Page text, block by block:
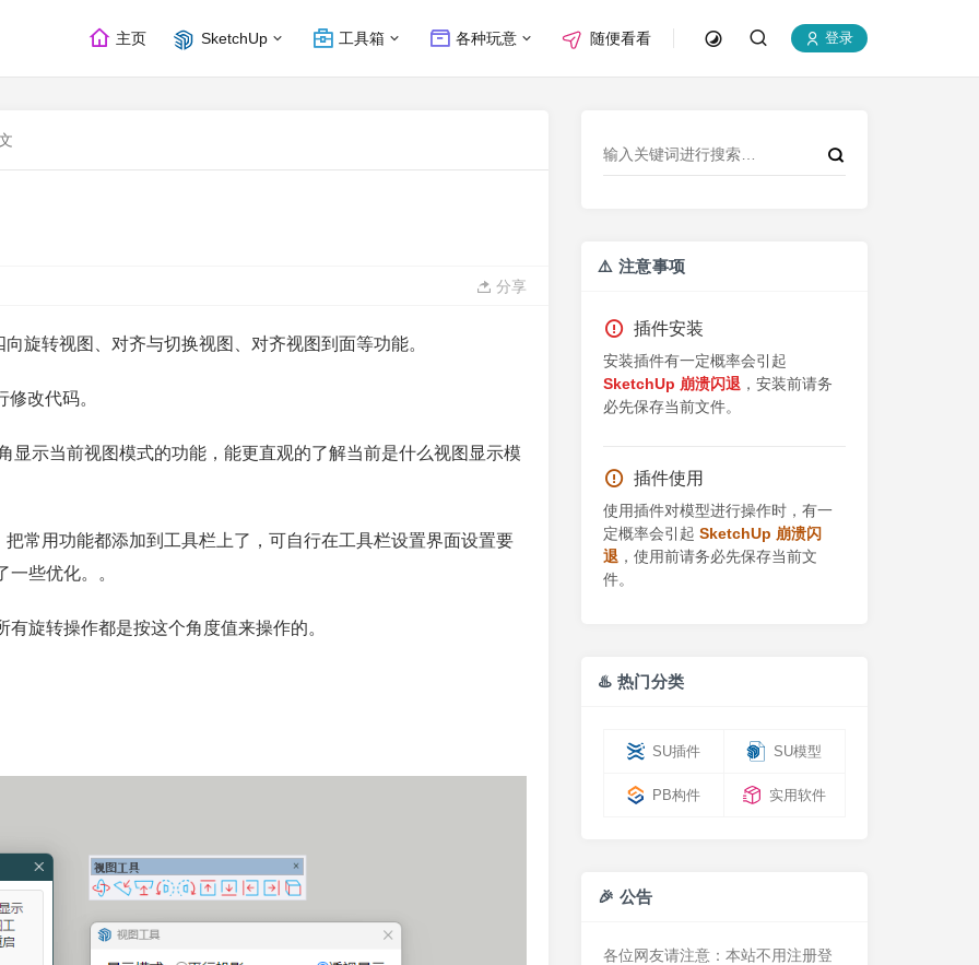
主页 SketchUp 工具箱 各种玩意 随便看看 登录
分享
旋转视图、对齐与切换视图、对齐视图到面等功能。
改代码。
显示当前视图模式的功能，能更直观的了解当前是什么视图显示模
常用功能都添加到工具栏上了，可自行在工具栏设置界面设置要
些优化。。
旋转操作都是按这个角度值来操作的。
⚠️ 注意事项
插件安装
安装插件有一定概率会引起
SketchUp 崩溃闪退 ，安装前请务
必先保存当前文件。
插件使用
使用插件对模型进行操作时，有一
定概率会引起 SketchUp 崩溃闪
退 ，使用前请务必先保存当前文
件。
♨️ 热门分类
SU插件 SU模型
PB构件 实用软件
🎉 公告
各位网友请注意：本站不用注册登